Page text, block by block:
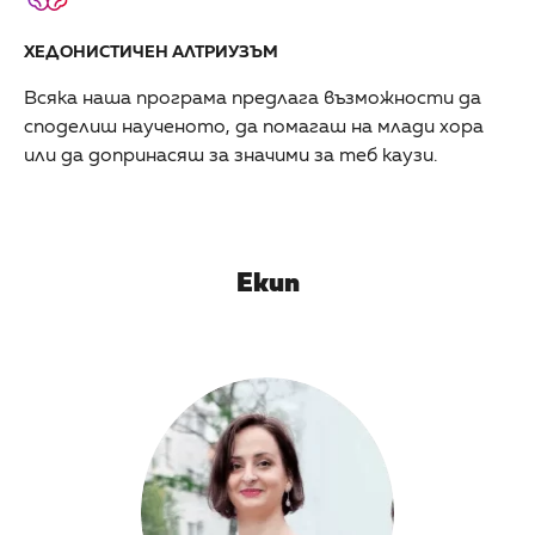
ХЕДОНИСТИЧЕН АЛТРИУЗЪМ
Всяка наша програма предлага възможности да
споделиш наученото, да помагаш на млади хора
или да допринасяш за значими за теб каузи.
Екип